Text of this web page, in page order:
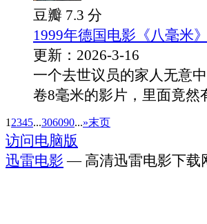
豆瓣 7.3 分
1999年德国电影《八毫米
更新：2026-3-16
一个去世议员的家人无意
卷8毫米的影片，里面竟然
1 2345...306090...»末页
访问电脑版
迅雷电影 — 高清迅雷电影下载